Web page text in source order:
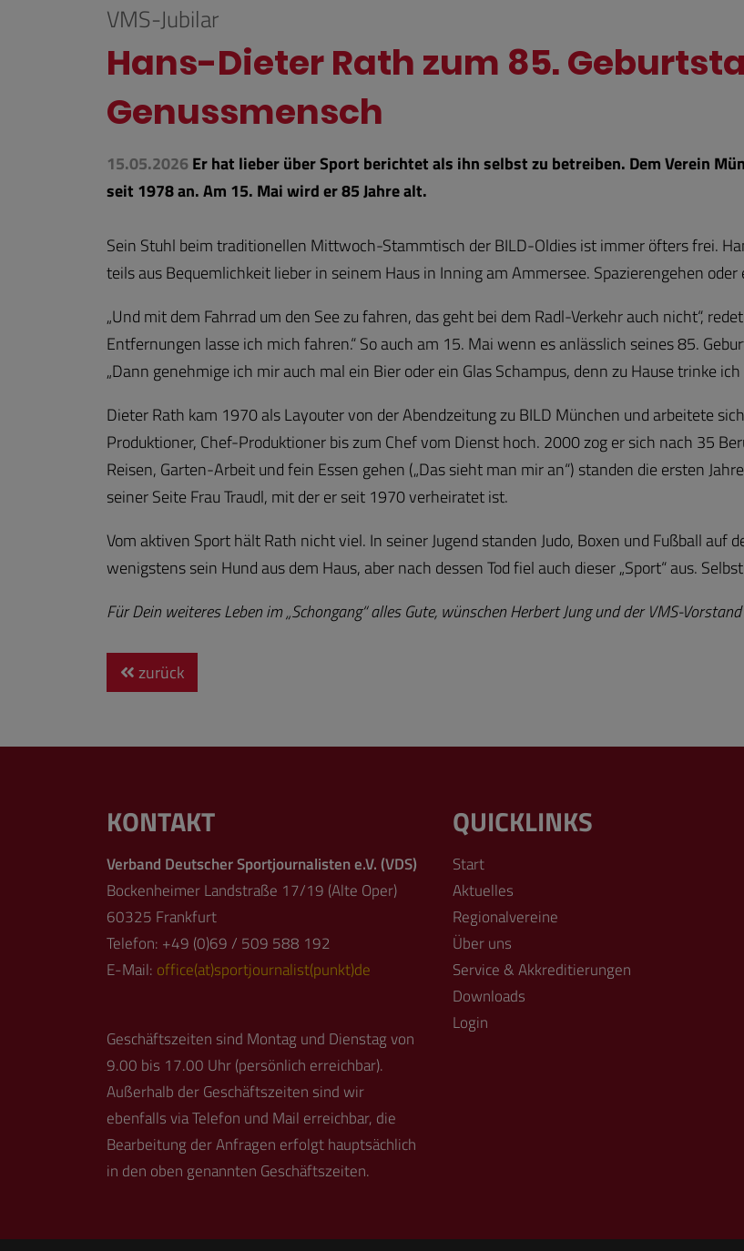
VMS-Jubilar
Hans-Dieter Rath zum 85.
Genussmensch
15.05.2026Er hat lieber über Sport berichtet als ihn selbst zu betreiben. Dem Verein
seit 1978 an. Am 15. Mai wird er 85 Jahre alt.
Sein Stuhl beim traditionellen Mittwoch-Stammtisch der BILD-Oldies ist immer öfters frei.
teils aus Bequemlichkeit lieber in seinem Haus in Inning am Ammersee. Spazierengehen
„Und mit dem Fahrrad um den See zu fahren, das geht bei dem Radl-Verkehr auch nicht“,
Entfernungen lasse ich mich fahren.“ So auch am 15. Mai wenn es anlässlich seines 85.
„Dann genehmige ich mir auch mal ein Bier oder ein Glas Schampus, denn zu Hause trinke ich
Dieter Rath kam 1970 als Layouter von der Abendzeitung zu BILD München und arbeitete
Produktioner, Chef-Produktioner bis zum Chef vom Dienst hoch. 2000 zog er sich nach 35
Reisen, Garten-Arbeit und fein Essen gehen („Das sieht man mir an“) standen die ersten
seiner Seite Frau Traudl, mit der er seit 1970 verheiratet ist.
Vom aktiven Sport hält Rath nicht viel. In seiner Jugend standen Judo, Boxen und Fußball auf
wenigstens sein Hund aus dem Haus, aber nach dessen Tod fiel auch dieser „Sport“ aus.
Für Dein weiteres Leben im „Schongang“ alles Gute, wünschen Herbert Jung und der VMS-Vorstand
zurück
KONTAKT
Verband Deutscher Sportjournalisten e.V. (VDS)
Bockenheimer Landstraße 17/19 (Alte Oper)
60325 Frankfurt
Telefon: +49 (0)69 / 509 588 192
E-Mail: office(at)sportjournalist(punkt)de
Geschäftszeiten sind Montag und Dienstag von
9.00 bis 17.00 Uhr (persönlich erreichbar).
Außerhalb der Geschäftszeiten sind wir
ebenfalls via Telefon und Mail erreichbar, die
Bearbeitung der Anfragen erfolgt hauptsächlich
in den oben genannten Geschäftszeiten.
QUICKLINKS
Start
Aktuelles
Regionalvereine
Über uns
Service & Akkreditierungen
Downloads
Login